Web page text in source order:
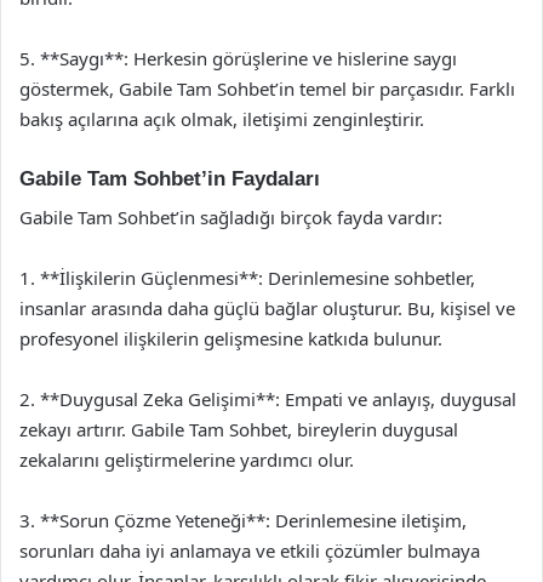
5. **Saygı**: Herkesin görüşlerine ve hislerine saygı
göstermek, Gabile Tam Sohbet’in temel bir parçasıdır. Farklı
bakış açılarına açık olmak, iletişimi zenginleştirir.
Gabile Tam Sohbet’in Faydaları
Gabile Tam Sohbet’in sağladığı birçok fayda vardır:
1. **İlişkilerin Güçlenmesi**: Derinlemesine sohbetler,
insanlar arasında daha güçlü bağlar oluşturur. Bu, kişisel ve
profesyonel ilişkilerin gelişmesine katkıda bulunur.
2. **Duygusal Zeka Gelişimi**: Empati ve anlayış, duygusal
zekayı artırır. Gabile Tam Sohbet, bireylerin duygusal
zekalarını geliştirmelerine yardımcı olur.
3. **Sorun Çözme Yeteneği**: Derinlemesine iletişim,
sorunları daha iyi anlamaya ve etkili çözümler bulmaya